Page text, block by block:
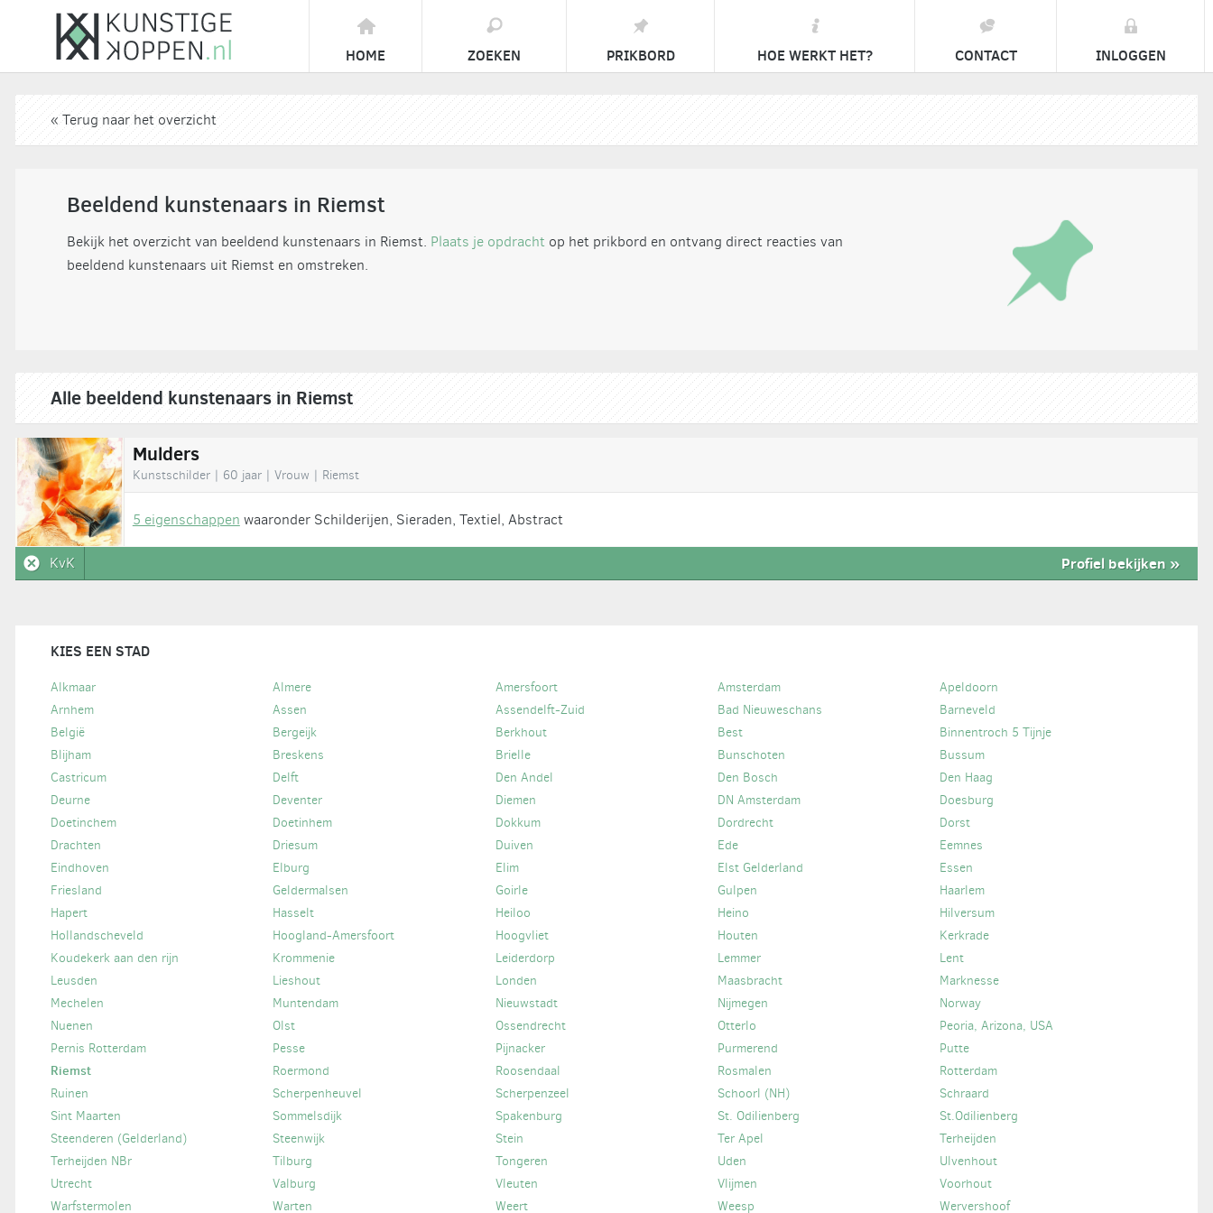
INLOGGEN
CONTACT
HOE WERKT HET?
PRIKBORD
ZOEKEN
HOME
« Terug naar het overzicht
Beeldend kunstenaars in Riemst
Bekijk het overzicht van beeldend kunstenaars in Riemst. Plaats je opdracht op het prikbord en ontvang direct reacties van
beeldend kunstenaars uit Riemst en omstreken.
Alle beeldend kunstenaars in Riemst
Mulders
Kunstschilder | 60 jaar | Vrouw | Riemst
5 eigenschappen waaronder Schilderijen, Sieraden, Textiel, Abstract
KvK Profiel bekijken »
KIES EEN STAD
Alkmaar Almere Amersfoort Amsterdam
Apeldoorn
Arnhem
Assen Assendelft-Zuid Bad Nieuweschans
Barneveld
België
Bergeijk Berkhout Best
Binnentroch 5 Tijnje
Blijham
Breskens Brielle Bunschoten
Bussum
Castricum
Delft Den Andel Den Bosch
Den Haag
Deurne
Deventer Diemen DN Amsterdam
Doesburg
Doetinchem
Doetinhem Dokkum Dordrecht
Dorst
Drachten
Driesum Duiven Ede
Eemnes
Eindhoven
Elburg Elim Elst Gelderland
Essen
Friesland
Geldermalsen Goirle Gulpen
Haarlem
Hapert
Hasselt Heiloo Heino
Hilversum
Hollandscheveld
Hoogland-Amersfoort Hoogvliet Houten
Kerkrade
Koudekerk aan den rijn
Krommenie Leiderdorp Lemmer
Lent
Leusden
Lieshout Londen Maasbracht
Marknesse
Mechelen
Muntendam Nieuwstadt Nijmegen
Norway
Nuenen
Olst Ossendrecht Otterlo
Peoria, Arizona, USA
Pernis Rotterdam
Pesse Pijnacker Purmerend Putte
Riemst Roermond Roosendaal Rosmalen
Rotterdam
Ruinen
Scherpenheuvel Scherpenzeel Schoorl (NH)
Schraard
Sint Maarten
Sommelsdijk Spakenburg St. Odilienberg
St.Odilienberg
Steenderen (Gelderland)
Steenwijk Stein Ter Apel
Terheijden
Terheijden NBr
Tilburg Tongeren Uden
Ulvenhout
Utrecht
Valburg Vleuten Vlijmen
Voorhout
Warfstermolen
Warten Weert Weesp Wervershoof